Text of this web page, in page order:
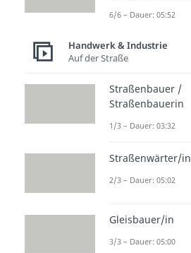
6/6 – Dauer: 05:52
Handwerk & Industrie
Auf der Straße
Straßenbauer /
Straßenbauerin
1/3 – Dauer: 03:32
Straßenwärter/in
2/3 – Dauer: 05:02
Gleisbauer/in
3/3 – Dauer: 05:00